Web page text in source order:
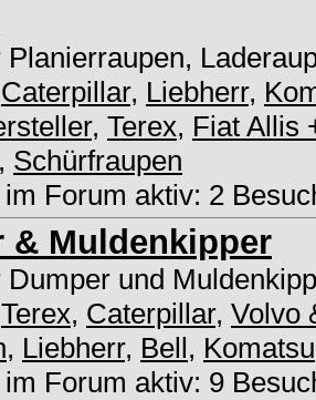
Caterpillar, Liebherr,
, Terex, Fiat Allis
, Schürfraupen
Forum aktiv: 2
& Muldenkipper
Dumper und
Terex, Caterpillar, Volvo
, Liebherr, Bell, Komatsu
Forum aktiv: 9